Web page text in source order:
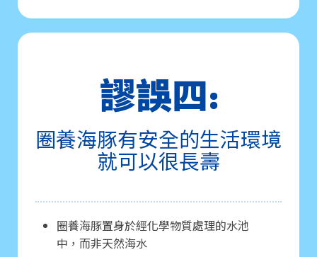
謬誤四:
圈養海豚有安全的生活環境
就可以很長壽
圈養海豚置身於經化學物質處理的水池
中，而非天然海水